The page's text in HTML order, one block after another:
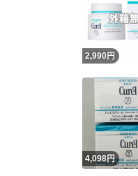
2,990 円
4,098円